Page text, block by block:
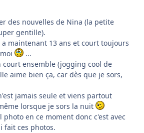
des nouvelles de Nina (la petite
gentille).
maintenant 13 ans et court toujours
...
court ensemble (jogging cool de
aime bien ça, car dès que je sors,
jamais seule et viens partout
lorsque je sors la nuit
photo en ce moment donc c'est avec
fait ces photos.